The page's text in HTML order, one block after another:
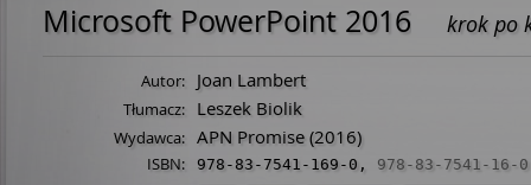
Microsoft PowerPoint 2016 krok po
Autor: Joan Lambert
Tłumacz: Leszek Biolik
Wydawca: APN Promise (2016)
ISBN: 978-83-7541-169-0 , 978-83-7541-16-0